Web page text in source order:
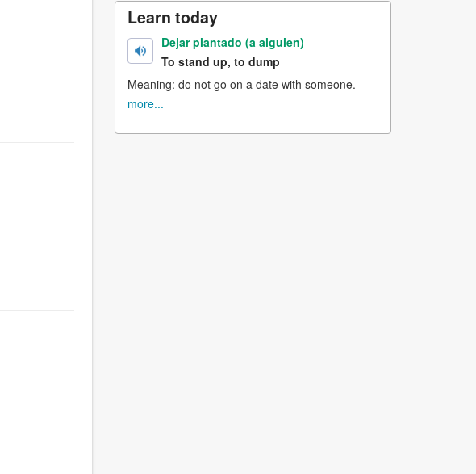
Learn today
Dejar plantado (a alguien)
To stand up, to dump
Meaning: do not go on a date with someone.
more...